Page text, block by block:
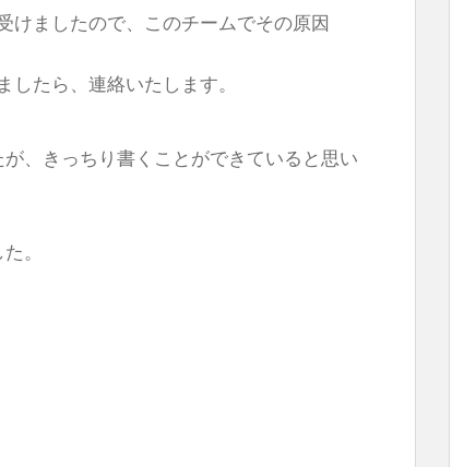
けましたので、このチームでその原因
たら、連絡いたします。
、きっちり書くことができていると思い
。